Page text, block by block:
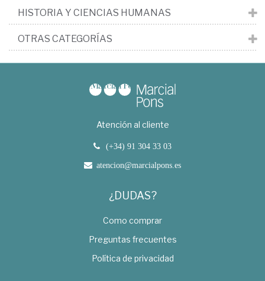
HISTORIA Y CIENCIAS HUMANAS
OTRAS CATEGORÍAS
Atención al cliente
(+34) 91 304 33 03
atencion@marcialpons.es
¿DUDAS?
Como comprar
Preguntas frecuentes
Política de privacidad